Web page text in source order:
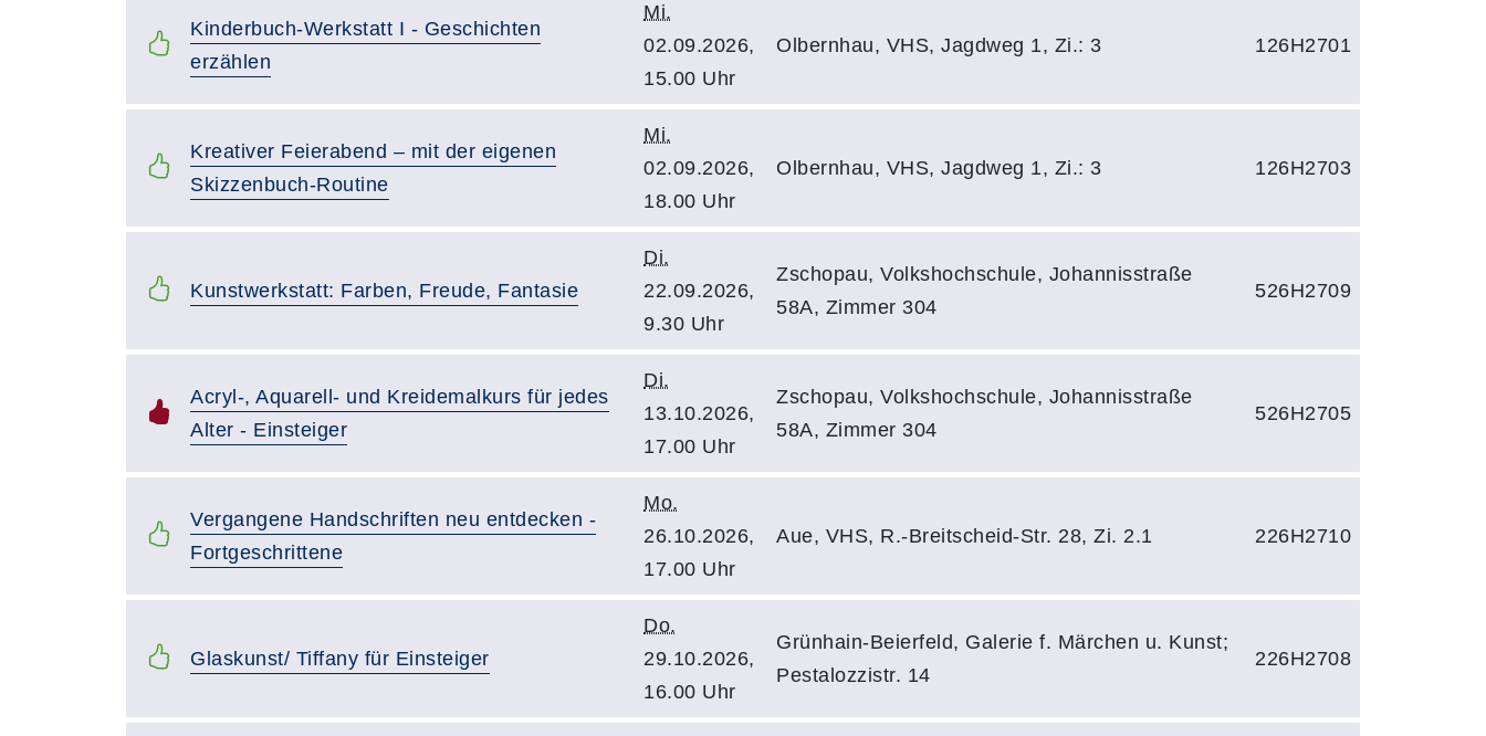
Kinderbuch-Werkstatt I - Geschichten
erzählen
Mi.
02.09.2026,
15.00 Uhr
Olbernhau, VHS, Jagdweg 1, Zi.: 3 126H2701
Kreativer Feierabend – mit der eigenen
Skizzenbuch-Routine
Mi.
02.09.2026,
18.00 Uhr
Olbernhau, VHS, Jagdweg 1, Zi.: 3 126H2703
Kunstwerkstatt: Farben, Freude, Fantasie
Di.
22.09.2026,
9.30 Uhr
Zschopau, Volkshochschule, Johannisstraße
58A, Zimmer 304
526H2709
Acryl-, Aquarell- und Kreidemalkurs für jedes
Alter - Einsteiger
Di.
13.10.2026,
17.00 Uhr
Zschopau, Volkshochschule, Johannisstraße
58A, Zimmer 304
526H2705
Vergangene Handschriften neu entdecken -
Fortgeschrittene
Mo.
26.10.2026,
17.00 Uhr
Aue, VHS, R.-Breitscheid-Str. 28, Zi. 2.1 226H2710
Glaskunst/ Tiffany für Einsteiger
Do.
29.10.2026,
16.00 Uhr
Grünhain-Beierfeld, Galerie f. Märchen u. Kunst;
Pestalozzistr. 14
226H2708